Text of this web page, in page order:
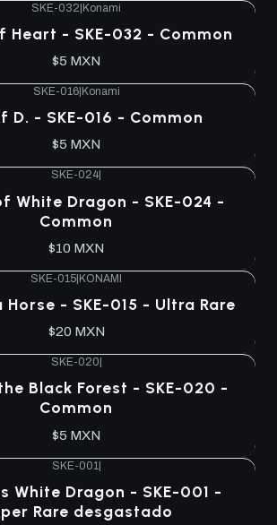
SKE-032|Konami
Heart - SKE-032 - Common
$5 MXN
SKE-016| Konami
D. - SKE-016 - Common
$5 MXN
SKE-024
White Dragon - SKE-024 -
Common
$10 MXN
SKE-015|KONAMI
Horse - SKE-015 - Ultra Rare
$20 MXN
SKE-020
Black Forest - SKE-020 -
Common
$5 MXN
SKE-001 |
White Dragon - SKE-001 -
Rare desgastado